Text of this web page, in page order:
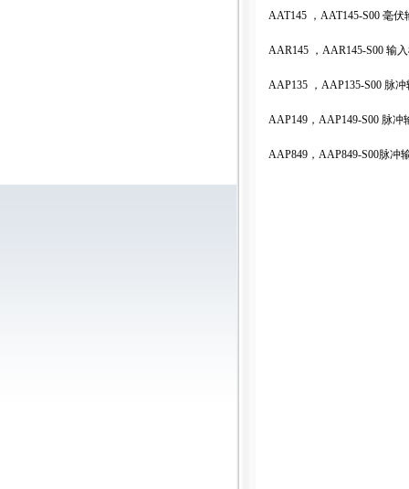
AAT145 ， AAT145-S00 毫伏
AAR145 ， AAR145-S00 输
AAP135 ， AAP135-S00 脉
AAP149 ， AAP149-S00 脉冲
AAP849 ， AAP849-S00脉冲